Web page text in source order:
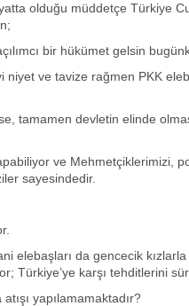
olduğu müddetçe Türkiye
bir hükümet gelsin
niyet ve tavize rağmen PKK
tamamen devletin elinde
ve Mehmetçiklerimizi,
sayesindedir.
elebaşları da gencecik
Türkiye’ye karşı tehditlerini
yapılamamaktadır?